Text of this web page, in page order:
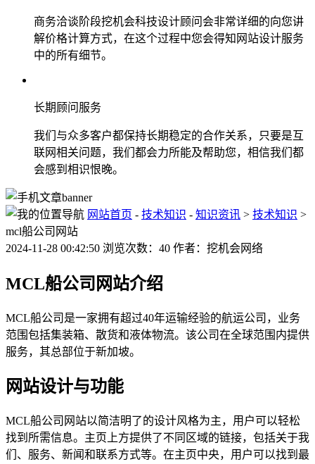
商务洽谈阶段挖机会科技设计顾问会非常详细的向您讲
解价格计算方式，在这个过程中您会得知网站设计服务
中的所有细节。
长期顾问服务
我们与众多客户都保持长期稳定的合作关系，只要是互
联网相关问题，我们都会力所能及帮助您，相信我们都
会感到相识恨晚。
网站首页 - 技术知识 - 知识资讯 > 技术知识 >
mcl船公司网站
2024-11-28 00:42:50 浏览次数：40 作者：挖机会网络
MCL船公司网站介绍
MCL船公司是一家拥有超过40年运输经验的航运公司，业务
范围包括集装箱、散货和液体物流。该公司在全球范围内提供
服务，其总部位于新加坡。
网站设计与功能
MCL船公司网站以简洁明了的设计风格为主，用户可以轻松
找到所需信息。主页上方提供了不同区域的链接，包括关于我
们、服务、新闻和联系方式等。在主页中央，用户可以找到最